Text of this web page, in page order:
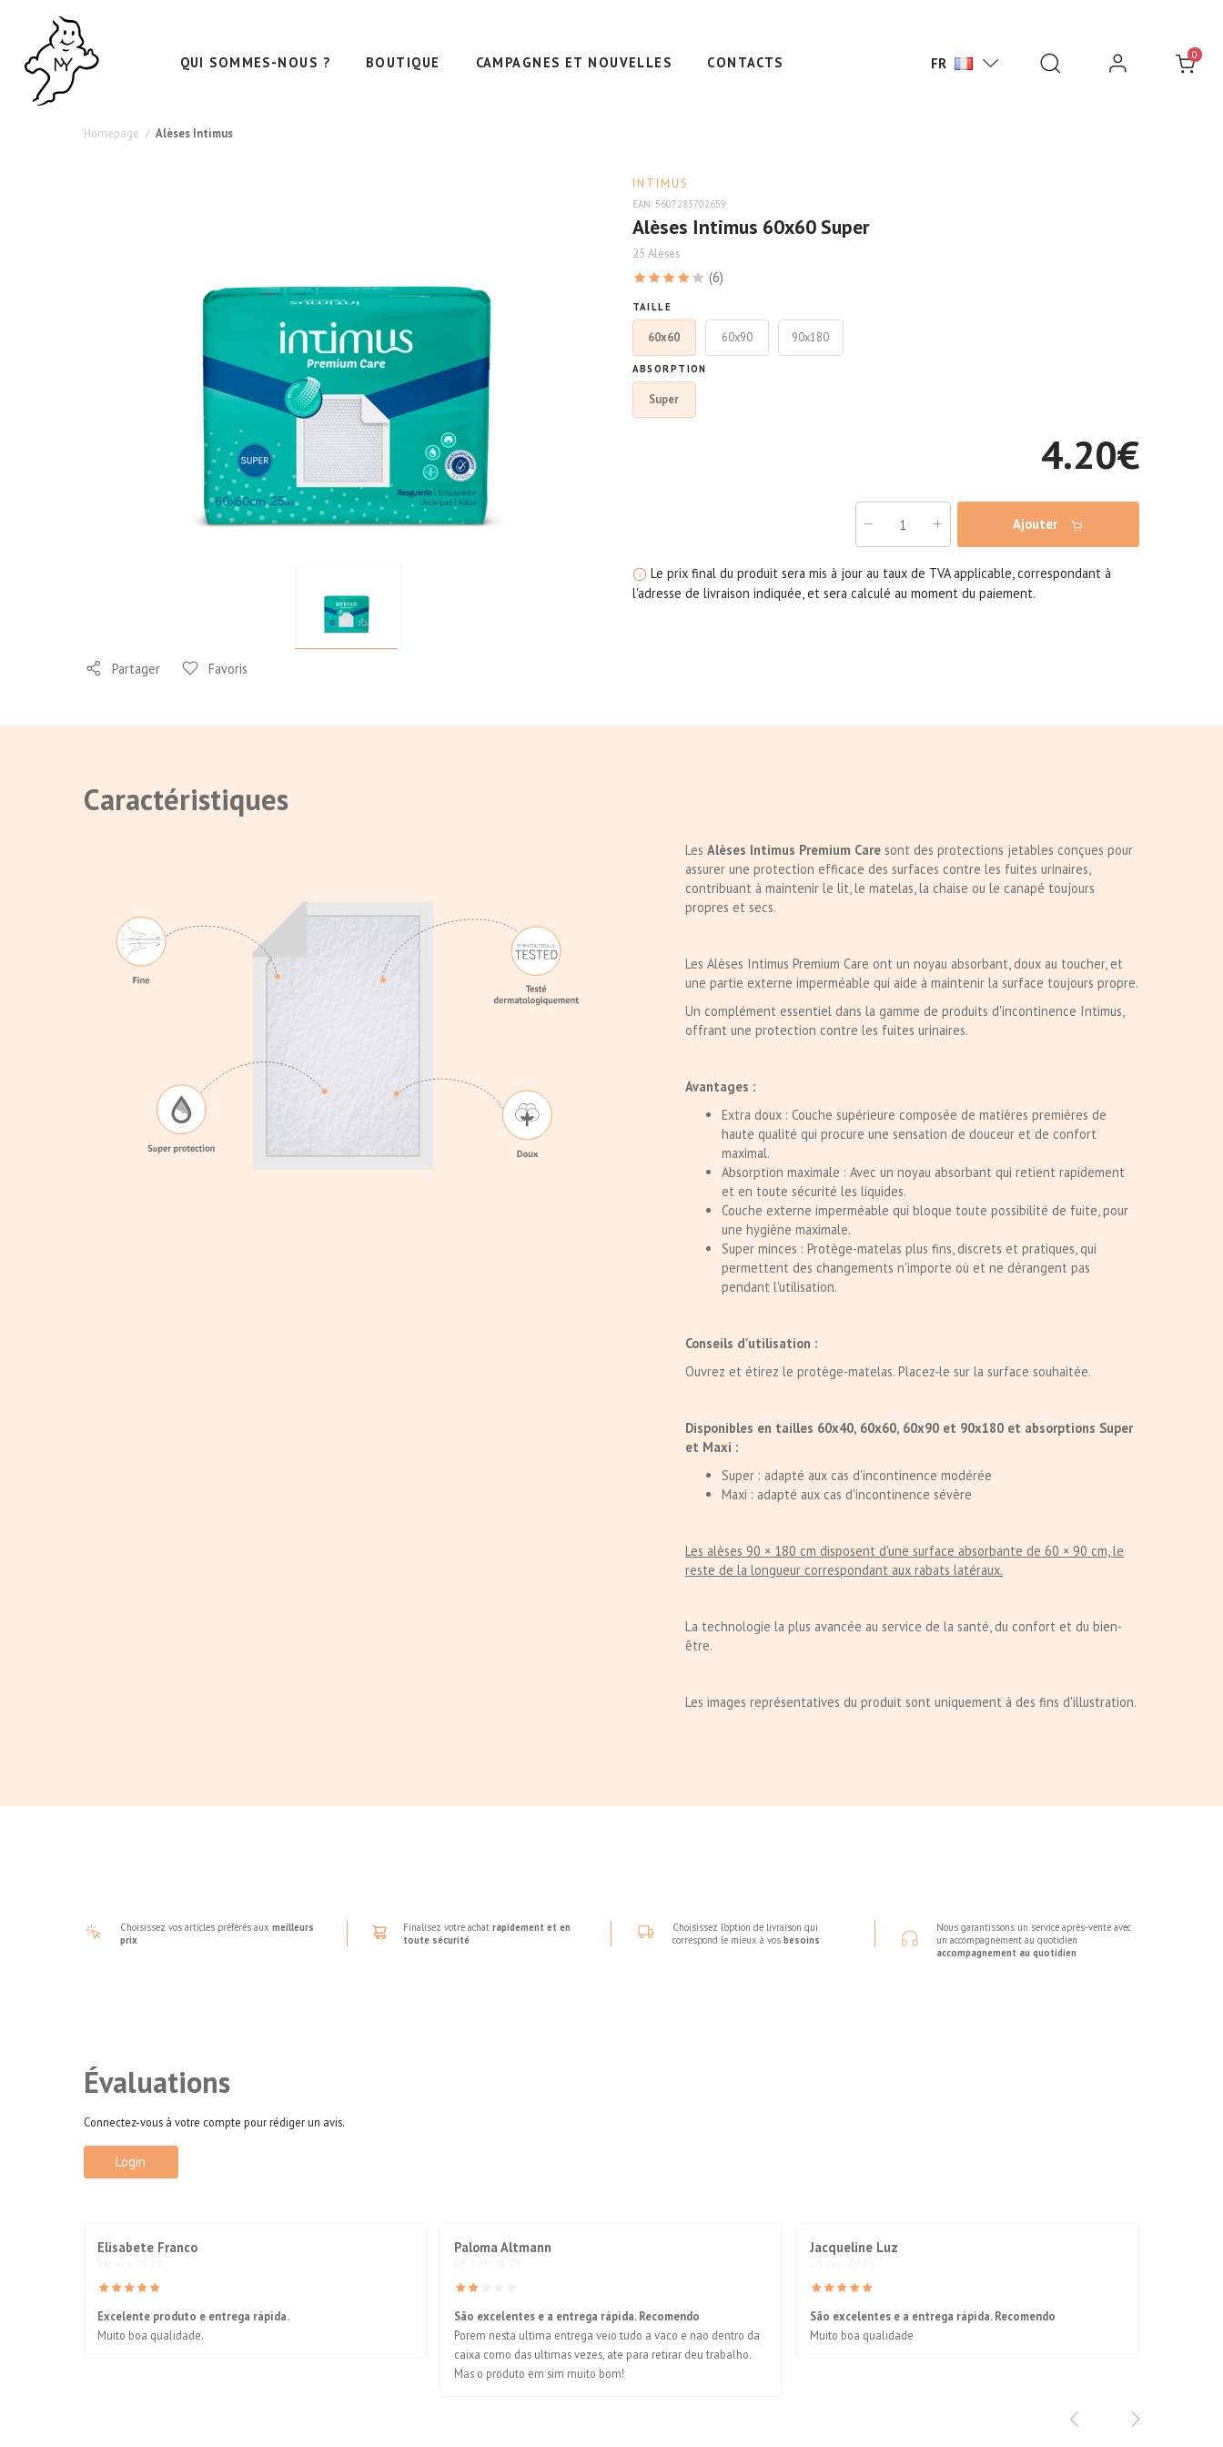
QUI SOMMES-NOUS ? BOUTIQUE CAMPAGNES ET NOUVELLES CONTACTS FR
0
Homepage Alèses Intimus
INTIMUS
EAN: 5607283702659
Alèses Intimus 60x60 Super
25 Alèses
(6)
TAILLE
60x60 60x90 90x180
ABSORPTION
Super
4.20€
Ajouter
Le prix final du produit sera mis à jour au taux de TVA applicable, correspondant à
l'adresse de livraison indiquée, et sera calculé au moment du paiement.
Partager Favoris
Caractéristiques
Les Alèses Intimus Premium Care sont des protections jetables conçues pour
assurer une protection efficace des surfaces contre les fuites urinaires,
contribuant à maintenir le lit, le matelas, la chaise ou le canapé toujours
propres et secs.
Les Alèses Intimus Premium Care ont un noyau absorbant, doux au toucher, et
une partie externe imperméable qui aide à maintenir la surface toujours propre.
Un complément essentiel dans la gamme de produits d'incontinence Intimus,
offrant une protection contre les fuites urinaires.
Avantages :
Extra doux : Couche supérieure composée de matières premières de
haute qualité qui procure une sensation de douceur et de confort
maximal.
Absorption maximale : Avec un noyau absorbant qui retient rapidement
et en toute sécurité les liquides.
Couche externe imperméable qui bloque toute possibilité de fuite, pour
une hygiène maximale.
Super minces : Protège-matelas plus fins, discrets et pratiques, qui
permettent des changements n'importe où et ne dérangent pas
pendant l'utilisation.
Conseils d'utilisation :
Ouvrez et étirez le protège-matelas. Placez-le sur la surface souhaitée.
Disponibles en tailles 60x40, 60x60, 60x90 et 90x180 et absorptions Super
et Maxi :
Super : adapté aux cas d'incontinence modérée
Maxi : adapté aux cas d'incontinence sévère
Les alèses 90 × 180 cm disposent d'une surface absorbante de 60 × 90 cm, le
reste de la longueur correspondant aux rabats latéraux.
La technologie la plus avancée au service de la santé, du confort et du bien-
être.
Les images représentatives du produit sont uniquement à des fins d'illustration.
Choisissez vos articles préférés aux meilleurs
prix
Finalisez votre achat rapidement et en
toute sécurité
Choisissez l'option de livraison qui
correspond le mieux à vos besoins
Nous garantissons un service après-vente avec
un accompagnement au quotidien
accompagnement au quotidien
Évaluations
Connectez-vous à votre compte pour rédiger un avis.
Login
Elisabete Franco
Excelente produto e entrega rápida.
Muito boa qualidade.
Paloma Altmann
São excelentes e a entrega rápida. Recomendo
Porem nesta ultima entrega veio tudo a vaco e nao dentro da
caixa como das ultimas vezes, ate para retirar deu trabalho.
Mas o produto em sim muito bom!
Jacqueline Luz
São excelentes e a entrega rápida. Recomendo
Muito boa qualidade
Haute
Absorption
et
Confort
Utilisation
Polyvalente
Incontinence,